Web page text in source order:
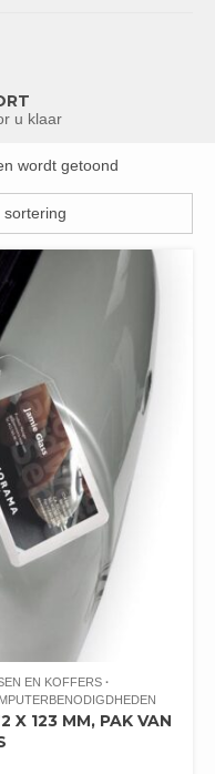
u klaar
wordt getoond
EN KOFFERS
X 123 MM, PAK VAN